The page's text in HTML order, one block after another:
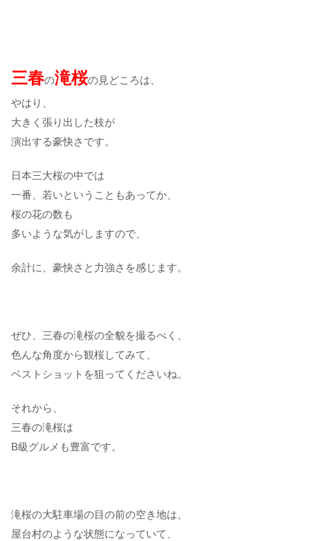
三春の滝桜の見どころは、
やはり、
大きく張り出した枝が
演出する豪快さです。
日本三大桜の中では
一番、若いということもあってか、
桜の花の数も
多いような気がしますので、
余計に、豪快さと力強さを感じます。
ぜひ、三春の滝桜の全貌を撮るべく、
色んな角度から観桜してみて、
ベストショットを狙ってくださいね。
それから、
三春の滝桜は
B級グルメも豊富です。
滝桜の大駐車場の目の前の空き地は、
屋台村のような状態になっていて、